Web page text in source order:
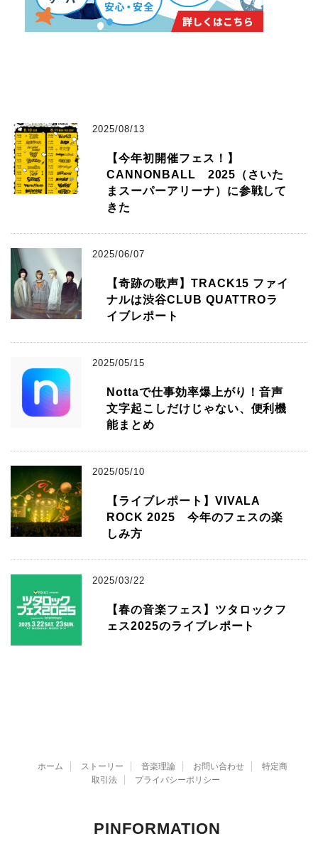
2025/08/13
【今年初開催フェス！】
CANNONBALL 2025（さいた
まスーパーアリーナ）に参戦して
きた
2025/06/07
【奇跡の歌声】TRACK15 ファイ
ナルは渋谷CLUB QUATTROラ
イブレポート
2025/05/15
Nottaで仕事効率爆上がり！音声
文字起こしだけじゃない、便利機
能まとめ
2025/05/10
【ライブレポート】VIVALA
ROCK 2025 今年のフェスの楽
しみ方
2025/03/22
【春の音楽フェス】ツタロックフ
ェス2025のライブレポート
ホーム ストーリー 音楽理論 お問い合わせ
特定商
取引法
プライバシーポリシー
PINFORMATION